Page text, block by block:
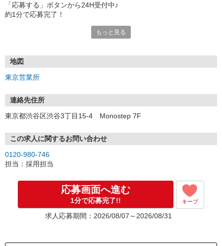
「応募する」ボタンから24H受付中♪
約1分で応募完了！
①応募から3営業日を目安に、メールorお電話でご連絡します。
★スマホでWEB面接（LINEなど）・出張面接・事務所面接と選べま
す
③面接実施（履歴書不要）
※ご希望があれば、職場見学の調整もOKです！
お気軽にご応募ください♪
もっと見る
地図
東京営業所
連絡先住所
東京都渋谷区渋谷3丁目15-4 Monostep 7F
この求人に関するお問い合わせ
0120-980-746
担当：採用担当
応募画面へ進む
1分で応募完了!! キープ
求人応募期間：2026/08/07～2026/08/31